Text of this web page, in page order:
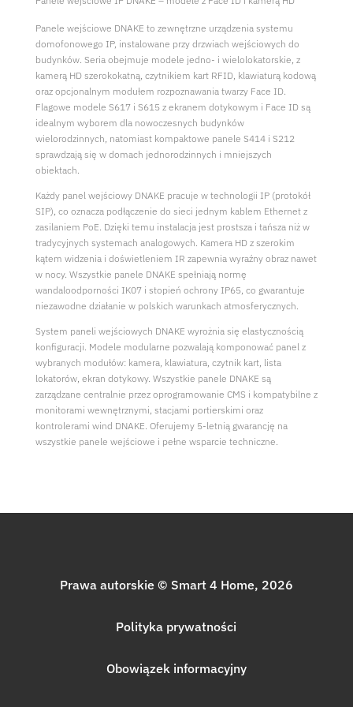
Panele wejściowe DNAKE to zewnętrzne urządzenia systemu
domofonowego IP, instalowane przy drzwiach wejściowych do
budynków. Seria obejmuje modele jedno- i wielolokatorskie, z
kamerą HD szerokokatną, czytnikiem kart RFID, klawiaturą kodową
oraz opcjonalnym modułem rozpoznawania twarzy Face ID.
Flagowe modele S617 i S615 z ekranem dotykowym i Face ID są
idealnym wyborem dla nowoczesnych budynków
wielorodzinnych, natomiast kompaktowe panele S414 i S212
sprawdzają się w domach jednorodzinnych i mniejszych
obiektach.
Każdy panel wejściowy DNAKE pracuje w technologii IP (protokół
SIP), co oznacza podłączenie do sieci jednym kablem Ethernet z
zasilaniem PoE. Dzięki temu instalacja jest prostsza i tańsza niż w
tradycyjnych systemach analogowych. Kamera HD z szerokim
kątem widzenia i doświetleniem IR zapewnia wyraźny obraz nawet
w nocy. Wszystkie panele DNAKE spełniają normę
wandaloodporności IK07 i stopień ochrony IP65, co gwarantuje
niezawodne działanie w polskich warunkach atmosferycznych.
System paneli wejściowych DNAKE wyrożnia się elastycznością
konfiguracji. Modele modularne pozwalają komponować panel z
wybranych modułów: kamera, klawiatura, czytnik kart, lista
lokatorów, ekran dotykowy. Wszystkie panele DNAKE są
zarządzane centralnie przez oprogramowanie CMS i kompatybilne z
monitorami wewnętrznymi, stacjami portierskimi oraz
kontrolerami wind DNAKE. Oferujemy 5-letnią gwarancję na
wszystkie panele wejściowe i pełne wsparcie techniczne.
Prawa autorskie © Smart 4 Home, 2026
Polityka prywatności
Obowiązek informacyjny